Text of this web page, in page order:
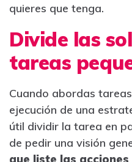
quieres que tenga.
Divide las
tareas
Cuando abordas
ejecución de una
útil dividir la tarea en
de pedir una visión